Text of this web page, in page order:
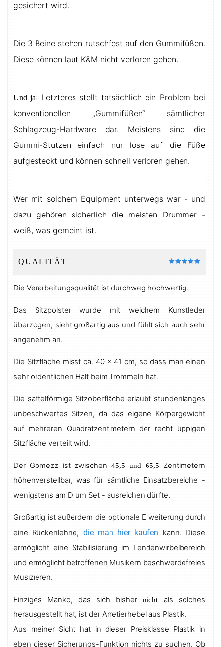
gesichert wird.
Die 3 Beine stehen rutschfest auf den Gummifüßen.
Diese können laut K&M nicht verloren gehen.
Und ja: Letzteres stellt tatsächlich ein Problem bei
konventionellen „Gummifüßen“ sämtlicher
Schlagzeug-Hardware dar. Meistens sind die
Gummi-Stutzen einfach nur lose auf die Füße
aufgesteckt und können schnell verloren gehen.
Wer mit solchem Equipment unterwegs war - und
dazu gehören sicherlich die meisten Drummer -
weiß, was gemeint ist.
QUALITÄT
Die Verarbeitungsqualität ist durchweg hochwertig.
Das Sitzpolster wurde mit weichem Kunstleder
überzogen, sieht großartig aus und fühlt sich auch sehr
angenehm an.
Die Sitzfläche misst ca. 40 × 41 cm, so dass man einen
sehr ordentlichen Halt beim Trommeln hat.
Die sattelförmige Sitzoberfläche erlaubt stundenlanges
unbeschwertes Sitzen, da das eigene Körpergewicht
auf mehreren Quadratzentimetern der recht üppigen
Sitzfläche verteilt wird.
Der Gomezz ist zwischen 45,5 und 65,5
Zentimetern
höhenverstellbar, was für sämtliche Einsatzbereiche -
wenigstens am Drum Set - ausreichen dürfte.
Großartig ist außerdem die optionale Erweiterung durch
eine Rückenlehne, die man hier kaufen kann. Diese
ermöglicht eine Stabilisierung im Lendenwirbelbereich
und ermöglicht betroffenen Musikern beschwerdefreies
Musizieren.
Einziges Manko, das sich bishernicht
als solches
herausgestellt hat, ist der Arretierhebel aus Plastik.
Aus meiner Sicht hat in dieser Preisklasse Plastik in
eben dieser Sicherungs-Funktion nichts zu suchen. Ob